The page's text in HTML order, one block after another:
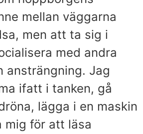
mellan väggarna
men att ta sig i
med andra
ansträngning. Jag
ifatt i tanken, gå
lägga i en maskin
för att läsa